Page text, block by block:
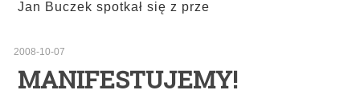
Jan Buczek spotkał się z prze
2008-10-07
MANIFESTUJEMY!